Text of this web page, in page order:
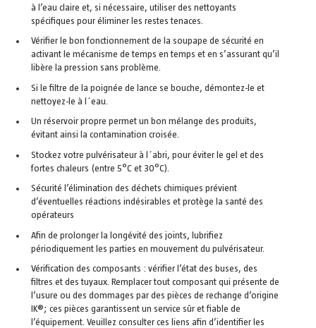
à l’eau claire et, si nécessaire, utiliser des nettoyants
spécifiques pour éliminer les restes tenaces.
Vérifier le bon fonctionnement de la soupape de sécurité en
activant le mécanisme de temps en temps et en s’assurant qu’il
libère la pression sans problème.
Si le filtre de la poignée de lance se bouche, démontez-le et
nettoyez-le à l´eau.
Un réservoir propre permet un bon mélange des produits,
évitant ainsi la contamination croisée.
Stockez votre pulvérisateur à l´abri, pour éviter le gel et des
fortes chaleurs (entre 5°C et 30°C).
Sécurité l’élimination des déchets chimiques prévient
d’éventuelles réactions indésirables et protège la santé des
opérateurs
Afin de prolonger la longévité des joints, lubrifiez
périodiquement les parties en mouvement du pulvérisateur.
Vérification des composants : vérifier l’état des buses, des
filtres et des tuyaux. Remplacer tout composant qui présente de
l’usure ou des dommages par des pièces de rechange d’origine
IK®; ces pièces garantissent un service sûr et fiable de
l’équipement. Veuillez consulter ces liens afin d’identifier les